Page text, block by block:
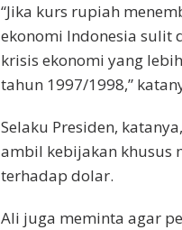
“Jika kurs rupiah
ekonomi Indonesia sulit
krisis ekonomi yang
tahun 1997/1998,”
Selaku Presiden,
ambil kebijakan khusus
terhadap dolar.
Ali juga meminta agar